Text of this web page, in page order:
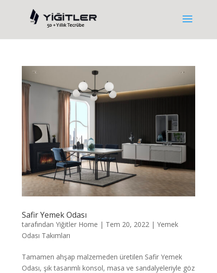
Safir Yemek Odası
tarafından Yiğitler Home | Tem 20, 2022 | Yemek
Odası Takımları
Tamamen ahşap malzemeden üretilen Safir Yemek
Odası, şık tasarımlı konsol, masa ve sandalyeleriyle göz